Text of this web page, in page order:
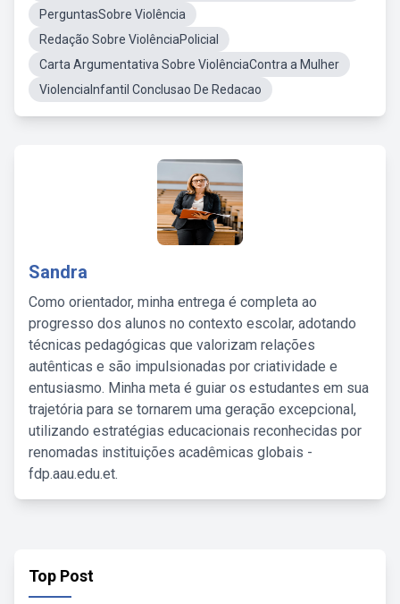
PerguntasSobre Violência
Redação Sobre ViolênciaPolicial
Carta Argumentativa Sobre ViolênciaContra a Mulher
ViolenciaInfantil Conclusao De Redacao
Sandra
Como orientador, minha entrega é completa ao
progresso dos alunos no contexto escolar, adotando
técnicas pedagógicas que valorizam relações
autênticas e são impulsionadas por criatividade e
entusiasmo. Minha meta é guiar os estudantes em sua
trajetória para se tornarem uma geração excepcional,
utilizando estratégias educacionais reconhecidas por
renomadas instituições acadêmicas globais -
fdp.aau.edu.et.
Top Post